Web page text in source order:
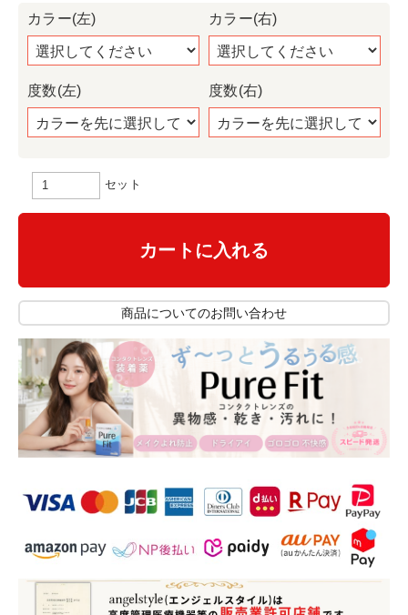
カラー(左)
度数(左)
カラー(右)
度数(右)
セット
カートに入れる
商品についてのお問い合わせ